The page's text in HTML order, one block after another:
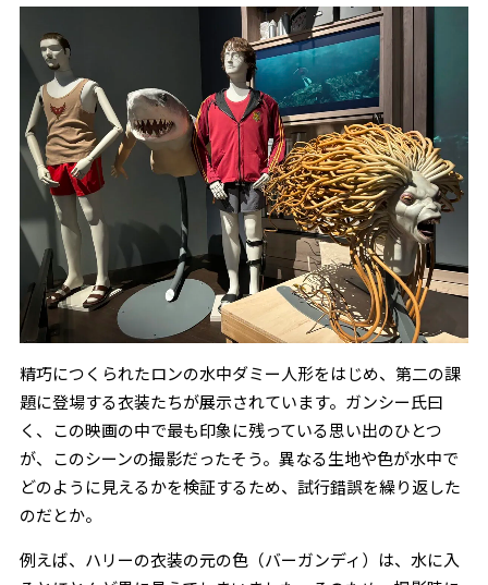
精巧につくられたロンの水中ダミー人形をはじめ、第二の課
題に登場する衣装たちが展示されています。ガンシー氏曰
く、この映画の中で最も印象に残っている思い出のひとつ
が、このシーンの撮影だったそう。異なる生地や色が水中で
どのように見えるかを検証するため、試行錯誤を繰り返した
のだとか。
例えば、ハリーの衣装の元の色（バーガンディ）は、水に入